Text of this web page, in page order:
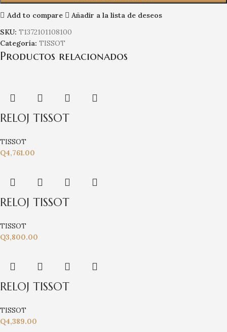
Add to compare
Añadir a la lista de deseos
SKU: T1372101108100
Categoría: TISSOT
Productos relacionados
RELOJ TISSOT
TISSOT
Q4,761.00
RELOJ TISSOT
TISSOT
Q3,800.00
RELOJ TISSOT
TISSOT
Q4,389.00